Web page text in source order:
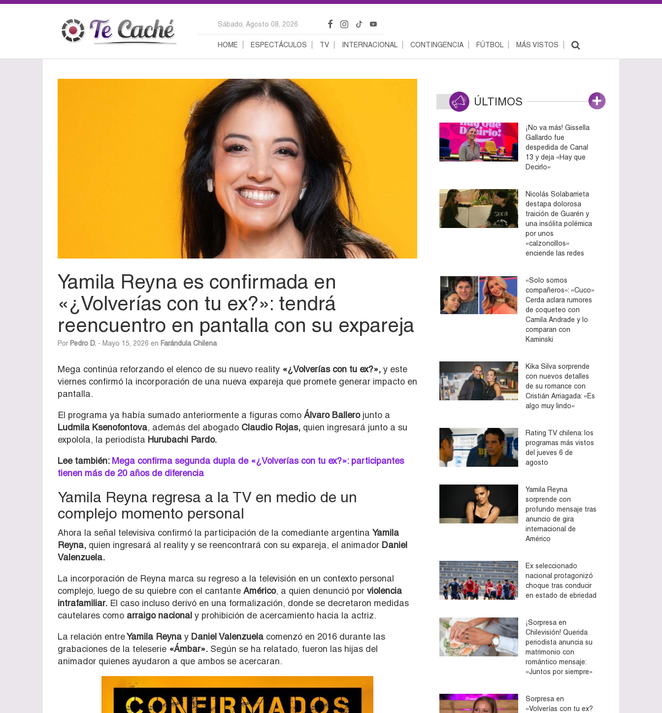
Sábado, Agosto 08, 2026
HOME ESPECTÁCULOS TV INTERNACIONAL CONTINGENCIA FÚTBOL MÁS VISTOS
Yamila Reyna es confirmada en
«¿Volverías con tu ex?»: tendrá
reencuentro en pantalla con su expareja
Por Pedro D. - Mayo 15, 2026 en Farándula Chilena
Mega continúa reforzando el elenco de su nuevo reality «¿Volverías con tu ex?», y este
viernes confirmó la incorporación de una nueva expareja que promete generar impacto en
pantalla.
El programa ya había sumado anteriormente a figuras como Álvaro Ballerojunto a
Ludmila Ksenofontova, además del abogado Claudio Rojas, quien ingresará junto a su
expolola, la periodista Hurubachi Pardo.
Lee también: Mega confirma segunda dupla de «¿Volverías con tu ex?»: participantes
tienen más de 20 años de diferencia
Yamila Reyna regresa a la TV en medio de un
complejo momento personal
Ahora la señal televisiva confirmó la participación de la comediante argentina Yamila
Reyna, quien ingresará al reality y se reencontrará con su expareja, el animador Daniel
Valenzuela.
La incorporación de Reyna marca su regreso a la televisión en un contexto personal
complejo, luego de su quiebre con el cantante Américo, a quien denunció por violencia
intrafamiliar. El caso incluso derivó en una formalización, donde se decretaron medidas
cautelares como arraigo nacional y prohibición de acercamiento hacia la actriz.
La relación entreYamila Reyna y Daniel Valenzuela comenzó en 2016 durante las
grabaciones de la teleserie «Ámbar». Según se ha relatado, fueron las hijas del
animador quienes ayudaron a que ambos se acercaran.
ÚLTIMOS
¡No va más! Gissella
Gallardo fue
despedida de Canal
13 y deja «Hay que
Decirlo»
Nicolás Solabarrieta
destapa dolorosa
traición de Guarén y
una insólita polémica
por unos
«calzoncillos»
enciende las redes
«Solo somos
compañeros»: «Cuco»
Cerda aclara rumores
de coqueteo con
Camila Andrade y lo
comparan con
Kaminski
Kika Silva sorprende
con nuevos detalles
de su romance con
Cristián Arriagada: «Es
algo muy lindo»
Rating TV chilena: los
programas más vistos
del jueves 6 de
agosto
Yamila Reyna
sorprende con
profundo mensaje tras
anuncio de gira
internacional de
Américo
Ex seleccionado
nacional protagonizó
choque tras conducir
en estado de ebriedad
¡Sorpresa en
Chilevisión! Querida
periodista anuncia su
matrimonio con
romántico mensaje:
«Juntos por siempre»
Sorpresa en
«Volverías con tu ex?